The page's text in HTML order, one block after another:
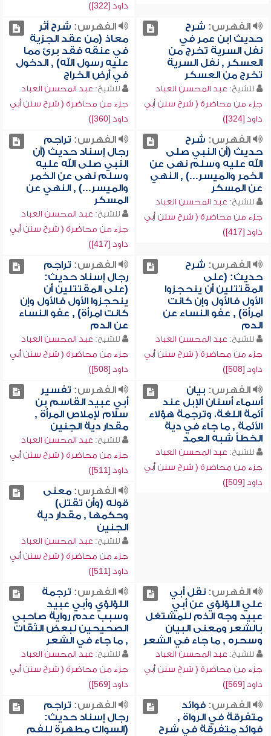
داود [322])
الفهرس: شرح
حديث ابن عمر في
نفل السرية تخرج من
العسكر , نفل السرية
تخرج من العسكر
للشيخ: عبد المحسن العباد
جزء من محاضرة ( شرح سنن أبي
داود [324])
الفهرس: شرح أثر
معاذ (من عقد الجزية
في عنقه فقد برئ مما
عليه رسول الله) , الدخول
في أرض الخراج
للشيخ: عبد المحسن العباد
جزء من محاضرة ( شرح سنن أبي
داود [360])
الفهرس: شرح
حديث (أن النبي صلى
الله عليه وسلم نهى عن
الخمر والميسر...) , النهي
عن المسكر
للشيخ: عبد المحسن العباد
جزء من محاضرة ( شرح سنن أبي
داود [417])
الفهرس: تراجم
رجال إسناد حديث (أن
النبي صلى الله عليه
وسلم نهى عن الخمر
والميسر...) , النهي عن
المسكر
للشيخ: عبد المحسن العباد
جزء من محاضرة ( شرح سنن أبي
داود [417])
الفهرس: شرح
حديث: (على
المقتتلين أن ينحجزوا
الأول فالأول وإن كانت
امرأة) , عفو النساء عن
الدم
للشيخ: عبد المحسن العباد
جزء من محاضرة ( شرح سنن أبي
داود [508])
الفهرس: تراجم
رجال إسناد حديث:
(على المقتتلين أن
ينحجزوا الأول فالأول وإن
كانت امرأة) , عفو النساء
عن الدم
للشيخ: عبد المحسن العباد
جزء من محاضرة ( شرح سنن أبي
داود [508])
الفهرس: بيان
أسماء أسنان الإبل عند
أئمة اللغة، وترجمة هؤلاء
الأئمة , ما جاء في دية
الخطأ شبه العمد
للشيخ: عبد المحسن العباد
جزء من محاضرة ( شرح سنن أبي
داود [509])
الفهرس: تفسير
أبي عبيد القاسم بن
سلام لإملاص المرأة ,
مقدار دية الجنين
للشيخ: عبد المحسن العباد
جزء من محاضرة ( شرح سنن أبي
داود [511])
الفهرس:معنى
قوله (وأن تقتل)
وحكمها , مقدار دية
الجنين
للشيخ: عبد المحسن العباد
جزء من محاضرة ( شرح سنن أبي
داود [511])
الفهرس:نقل أبي
علي اللؤلؤي عن أبي
عبيد وجه الذم للمشتغل
بالشعر ومعنى البيان
وسحره , ما جاء في الشعر
للشيخ: عبد المحسن العباد
جزء من محاضرة ( شرح سنن أبي
داود [569])
الفهرس: ترجمة
اللؤلؤي وأبي عبيد
وسبب عدم رواية صاحبي
الصحيحين لبعض الثقات
, ما جاء في الشعر
للشيخ: عبد المحسن العباد
جزء من محاضرة ( شرح سنن أبي
داود [569])
الفهرس:فوائد
متفرقة في الرواة ,
فوائد متفرقة في شرح
الفهرس: تراجم
رجال إسناد حديث:
(السواك مطهرة للفم